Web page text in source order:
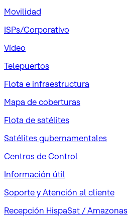
Movilidad
ISPs/Corporativo
Vídeo
Telepuertos
Flota e infraestructura
Mapa de coberturas
Flota de satélites
Satélites gubernamentales
Centros de Control
Información útil
Soporte y Atención al cliente
Recepción HispaSat / Amazonas